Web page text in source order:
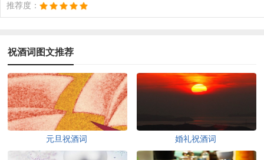
推荐度：
祝酒词图文推荐
元旦祝酒词 婚礼祝酒词